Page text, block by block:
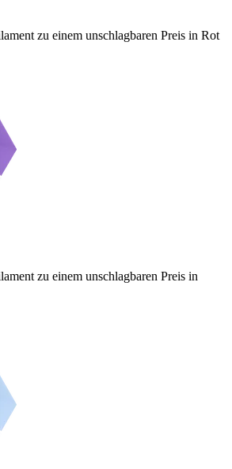
zu einem unschlagbaren Preis in Rot
zu einem unschlagbaren Preis in